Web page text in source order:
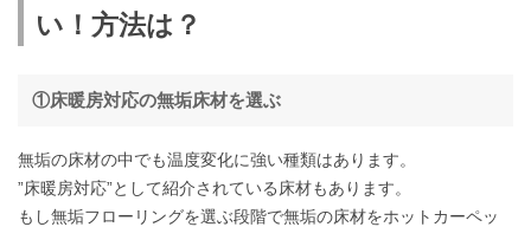
い！方法は？
①床暖房対応の無垢床材を選ぶ
無垢の床材の中でも温度変化に強い種類はあります。
”床暖房対応”として紹介されている床材もあります。
もし無垢フローリングを選ぶ段階で無垢の床材をホットカーペッ